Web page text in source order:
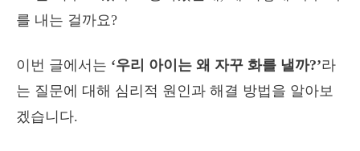
를 내는 걸까요?
이번 글에서는 ‘우리 아이는 왜 자꾸 화를 낼까?’라
는 질문에 대해 심리적 원인과 해결 방법을 알아보
겠습니다.